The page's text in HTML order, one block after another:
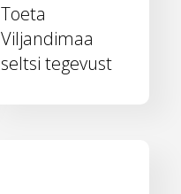
Toeta
Viljandimaa
seltsi tegevust